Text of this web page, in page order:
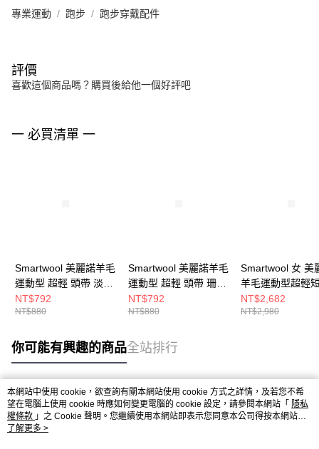
專業運動 跑步 跑步穿戴配件
評價
喜歡這個商品嗎？購買後給他一個好評吧
一 必買清單 一
Smartwool 美麗諾羊毛
運動型 超輕 頭帶 淡茶
綠
NT$792
NT$880
Smartwool 美麗諾羊毛
運動型 超輕 頭帶 珊瑚
紅
NT$792
NT$880
Smartwool 女 美
羊毛運動型超輕
柔紫
NT$2,682
NT$2,980
你可能有興趣的商品全站排行
熱門標籤
本網站中使用 cookie，欲查詢有關本網站使用 cookie 方式之詳情，及若您不希
望在電腦上使用 cookie 時應如何變更電腦的 cookie 設定，請參閱本網站「 隱私
權條款 」之 Cookie 聲明。您繼續使用本網站即表示您同意本公司得按本網站使
用條款之 Cookie 聲明使用 cookie。
了解更多 >